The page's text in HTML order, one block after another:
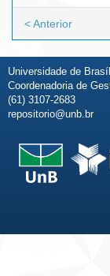
< Anterior
Universidade de
Coordenadoria de
(61) 3107-2683
repositorio@unb.br